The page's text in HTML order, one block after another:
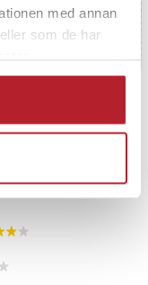
med annan
som de har